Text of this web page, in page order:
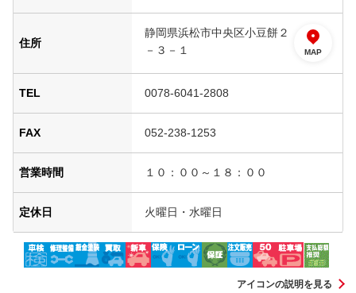
住所
静岡県浜松市中央区小豆餅２
－３－１
MAP
TEL 0078-6041-2808
FAX 052-238-1253
営業時間 １０：００～１８：００
定休日 火曜日・水曜日
アイコンの説明を見る